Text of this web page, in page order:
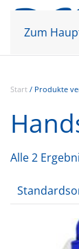
Zum
Start / Produkte
Alle 2